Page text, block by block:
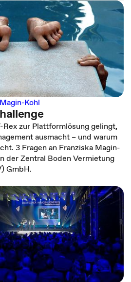
Kohl
Rex zur Plattformlösung gelingt,
ausmacht – und warum
3 Fragen an Franziska Magin-
der Zentral Boden Vermietung
GmbH.